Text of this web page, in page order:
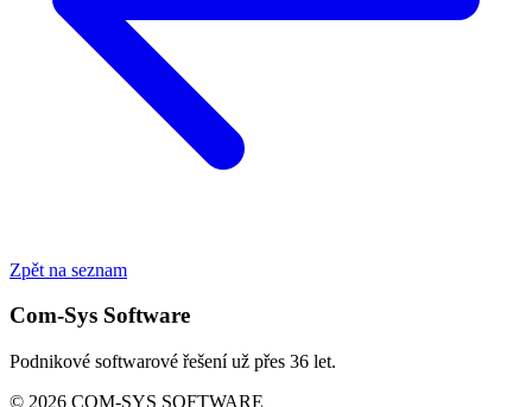
Zpět na seznam
Com-Sys Software
Podnikové softwarové řešení už přes 36 let.
© 2026 COM-SYS SOFTWARE